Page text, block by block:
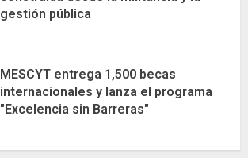
gestión pública
MESCYT entrega 1,500 becas
internacionales y lanza el programa
"Excelencia sin Barreras"